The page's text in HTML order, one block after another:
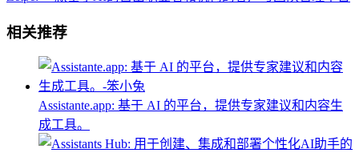
相关推荐
Assistante.app: 基于 AI 的平台，提供专家建议和内容生
成工具。